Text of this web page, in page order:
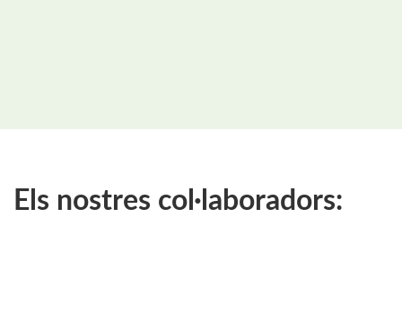
Els nostres col·laboradors: